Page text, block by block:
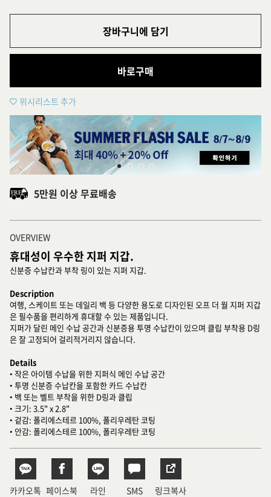
장바구니에 담기
바로구매
위시리스트 추가
5만원 이상 무료배송
OVERVIEW
휴대성이 우수한 지퍼 지갑.
신분증 수납칸과 부착 링이 있는 지퍼 지갑.
Description
여행, 스케이트 또는 데일리 백 등 다양한 용도로 디자인된 오프 더 월 지퍼 지갑
은 필수품을 편리하게 휴대할 수 있는 제품입니다.
지퍼가 달린 메인 수납 공간과 신분증용 투명 수납칸이 있으며 클립 부착용 D링
은 잘 고정되어 걸리적거리지 않습니다.
Details
• 작은 아이템 수납을 위한 지퍼식 메인 수납 공간
• 투명 신분증 수납칸을 포함한 카드 수납칸
• 백 또는 벨트 부착을 위한 D링과 클립
• 크기: 3.5" x 2.8"
• 겉감: 폴리에스테르 100%, 폴리우레탄 코팅
• 안감: 폴리에스테르 100%, 폴리우레탄 코팅
카카오톡 페이스북 라인 SMS 링크복사